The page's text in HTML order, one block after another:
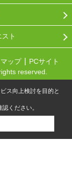
ト
ップ
PCサイト
reserved.
ス向上検討を目的と
認ください。